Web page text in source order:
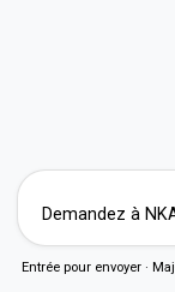
Entrée pour envoyer ·